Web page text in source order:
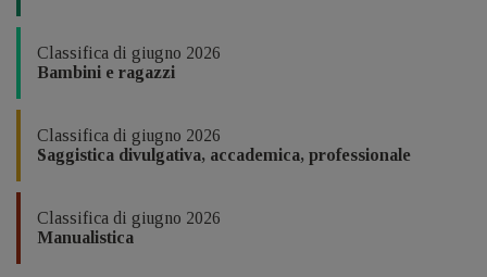
Classifica di giugno 2026
Bambini e ragazzi
Classifica di giugno 2026
Saggistica divulgativa, accademica, professionale
Classifica di giugno 2026
Manualistica